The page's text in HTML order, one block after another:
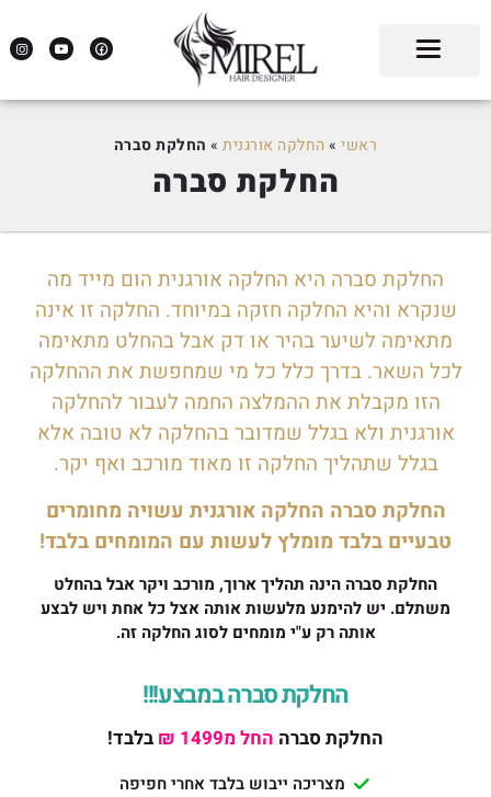
ראשי»החלקה אורגנית» החלקת סברה
החלקת סברה
החלקת סברה היא החלקה אורגנית הום מייד מה
שנקרא והיא החלקה חזקה במיוחד. החלקה זו אינה
מתאימה לשיער בהיר או דק אבל בהחלט מתאימה
לכל השאר. בדרך כלל כל מי שמחפשת את ההחלקה
הזו מקבלת את ההמלצה החמה לעבור להחלקה
אורגנית ולא בגלל שמדובר בהחלקה לא טובה אלא
בגלל שתהליך החלקה זו מאוד מורכב ואף יקר.
החלקת סברה החלקה אורגנית עשויה מחומרים
טבעיים בלבד מומלץ לעשות עם המומחים בלבד!
החלקת סברה הינה תהליך ארוך, מורכב ויקר אבל בהחלט
משתלם. יש להימנע מלעשות אותה אצל כל אחת ויש לבצע
אותה רק ע"י מומחים לסוג החלקה זה.
החלקת סברה במבצע!!!
החלקת סברה החל מ1499 ₪ בלבד!
מצריכה ייבוש בלבד אחרי חפיפה